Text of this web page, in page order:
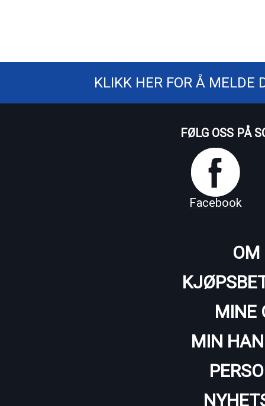
KLIKK HER FOR Å MELDE
FØLG OSS PÅ
Facebook
OM
MINE
MIN